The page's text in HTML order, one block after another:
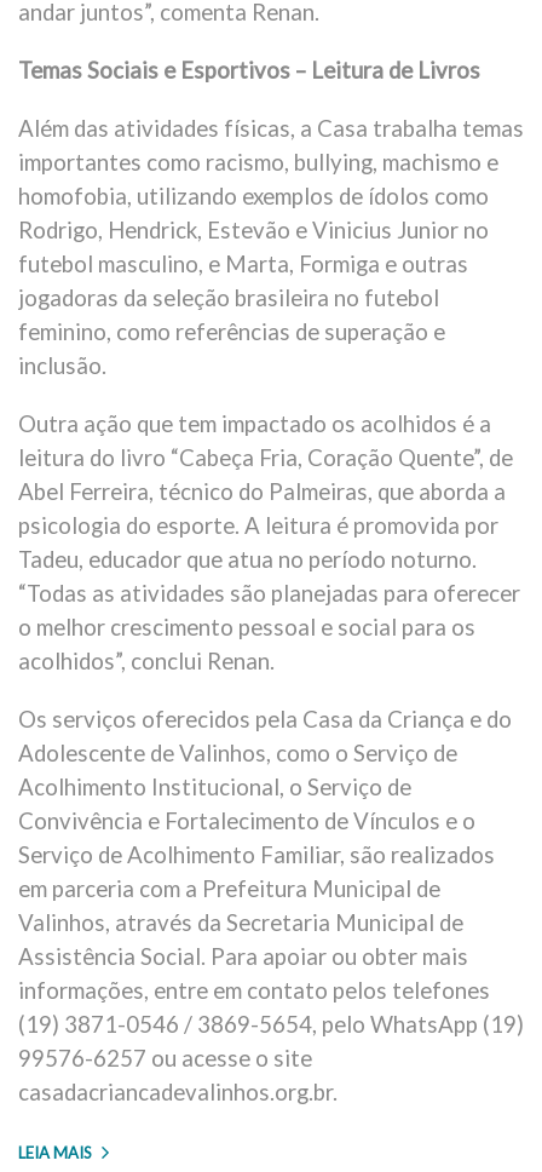
andar juntos”, comenta Renan.
Temas Sociais e Esportivos – Leitura de Livros
Além das atividades físicas, a Casa trabalha temas
importantes como racismo, bullying, machismo e
homofobia, utilizando exemplos de ídolos como
Rodrigo, Hendrick, Estevão e Vinicius Junior no
futebol masculino, e Marta, Formiga e outras
jogadoras da seleção brasileira no futebol
feminino, como referências de superação e
inclusão.
Outra ação que tem impactado os acolhidos é a
leitura do livro “Cabeça Fria, Coração Quente”, de
Abel Ferreira, técnico do Palmeiras, que aborda a
psicologia do esporte. A leitura é promovida por
Tadeu, educador que atua no período noturno.
“Todas as atividades são planejadas para oferecer
o melhor crescimento pessoal e social para os
acolhidos”, conclui Renan.
Os serviços oferecidos pela Casa da Criança e do
Adolescente de Valinhos, como o Serviço de
Acolhimento Institucional, o Serviço de
Convivência e Fortalecimento de Vínculos e o
Serviço de Acolhimento Familiar, são realizados
em parceria com a Prefeitura Municipal de
Valinhos, através da Secretaria Municipal de
Assistência Social. Para apoiar ou obter mais
informações, entre em contato pelos telefones
(19) 3871-0546 / 3869-5654, pelo WhatsApp (19)
99576-6257 ou acesse o site
casadacriancadevalinhos.org.br.
LEIA MAIS